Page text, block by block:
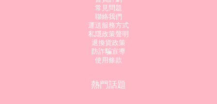
常見問題
聯絡我們
運送服務方式
私隱政策聲明
退換貨政策
防詐騙宣導
使用條款
熱門話題